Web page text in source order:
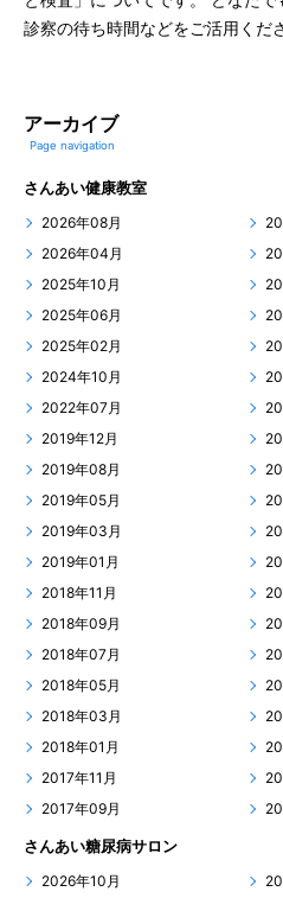
診察の待ち時間などをご活用くだ
アーカイブ
Page navigation
さんあい健康教室
2026年08月
2026年04月
2025年10月
2025年06月
2025年02月
2024年10月
2022年07月
2019年12月
2019年08月
2019年05月
2019年03月
2019年01月
2018年11月
2018年09月
2018年07月
2018年05月
2018年03月
2018年01月
2017年11月
2017年09月
さんあい糖尿病サロン
2026年10月